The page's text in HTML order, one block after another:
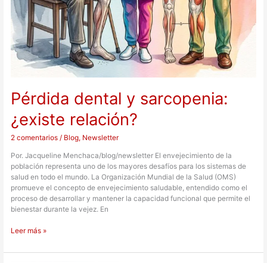
Pérdida dental y sarcopenia:
¿existe relación?
2 comentarios / Blog, Newsletter
Por. Jacqueline Menchaca/blog/newsletter El envejecimiento de la
población representa uno de los mayores desafíos para los sistemas de
salud en todo el mundo. La Organización Mundial de la Salud (OMS)
promueve el concepto de envejecimiento saludable, entendido como el
proceso de desarrollar y mantener la capacidad funcional que permite el
bienestar durante la vejez. En
Leer más »